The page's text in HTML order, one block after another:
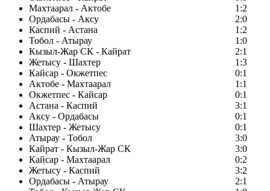
Махтаарал - Актобе
1:2
Ордабасы - Аксу
2:0
Каспий - Астана
1:2
Тобол - Атырау
1:0
Кызыл-Жар СК - Кайрат
2:1
Жетысу - Шахтер
1:3
Кайсар - Окжетпес
0:1
Актобе - Махтаарал
1:1
Окжетпес - Кайсар
0:1
Астана - Каспий
3:1
Аксу - Ордабасы
0:1
Шахтер - Жетысу
0:1
Атырау - Тобол
3:0
Кайрат - Кызыл-Жар СК
3:0
Кайсар - Махтаарал
0:2
Жетысу - Каспий
3:2
Ордабасы - Атырау
2:1